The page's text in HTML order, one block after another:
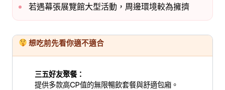
若遇幕張展覽館大型活動，周邊環境較為擁擠
想吃前先看你適不適合
三五好友聚餐：
提供多款高CP值的無限暢飲套餐與舒適包廂。